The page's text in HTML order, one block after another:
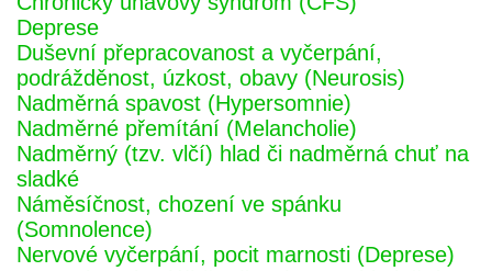
Deprese
Duševní přepracovanost a vyčerpání,
podrážděnost, úzkost, obavy (Neurosis)
Nadměrná spavost (Hypersomnie)
Nadměrné přemítání (Melancholie)
Nadměrný (tzv. vlčí) hlad či nadměrná chuť na
sladké
Náměsíčnost, chození ve spánku
(Somnolence)
Nervové vyčerpání, pocit marnosti (Deprese)